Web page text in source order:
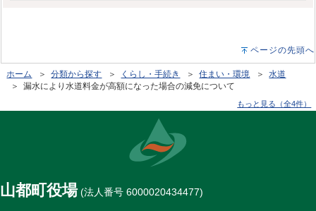
ページの先頭へ
ホーム ＞分類から探す ＞ くらし・手続き ＞住まい・環境 ＞水道
＞ 漏水により水道料金が高額になった場合の減免について
もっと見る（全4件）
山都町役場(法人番号 6000020434477)